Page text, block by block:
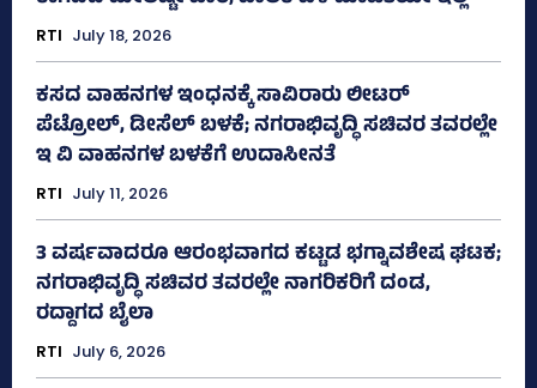
RTI July 18, 2026
ಕಸದ ವಾಹನಗಳ ಇಂಧನಕ್ಕೆ ಸಾವಿರಾರು ಲೀಟರ್‌
ಪೆಟ್ರೋಲ್, ಡೀಸೆಲ್ ಬಳಕೆ; ನಗರಾಭಿವೃದ್ಧಿ ಸಚಿವರ ತವರಲ್ಲೇ
ಇ ವಿ ವಾಹನಗಳ ಬಳಕೆಗೆ ಉದಾಸೀನತೆ
RTI July 11, 2026
3 ವರ್ಷವಾದರೂ ಆರಂಭವಾಗದ ಕಟ್ಟಡ ಭಗ್ನಾವಶೇಷ ಘಟಕ;
ನಗರಾಭಿವೃದ್ಧಿ ಸಚಿವರ ತವರಲ್ಲೇ ನಾಗರಿಕರಿಗೆ ದಂಡ,
ರದ್ದಾಗದ ಬೈಲಾ
RTI July 6, 2026